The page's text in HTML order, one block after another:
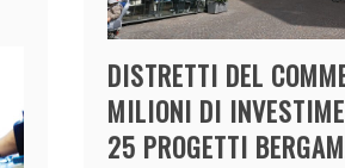
DISTRETTI DEL
MILIONI DI
25 PROGETTI